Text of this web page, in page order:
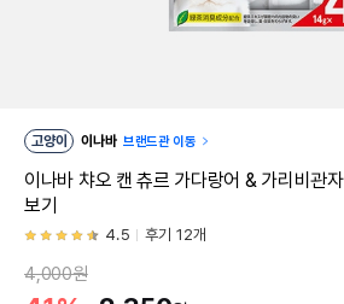
고양이 이나바 브랜드관 이동
이나바 챠오 캔 츄르 가다랑어 & 가리비
보기
4.5 후기 12개
4,000원